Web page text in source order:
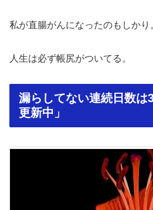
私が直腸がんになったのもしかり
人生は必ず帳尻がついてる。
漏らしてない連続日数は
更新中」